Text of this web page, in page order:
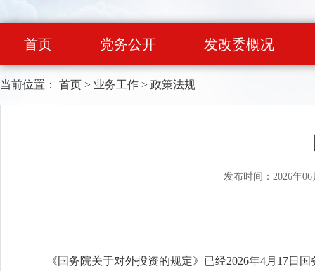
首页 党务公开 发改委概况
当前位置： 首页 > 业务工作 > 政策法规
发布时间：2026年06
《国务院关于对外投资的规定》已经2026年4月17日